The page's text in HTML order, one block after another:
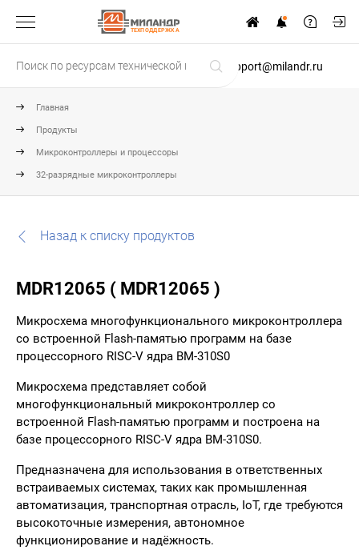
ТЕХПОДДЕРЖКА
support@milandr.ru
Главная
Продукты
Микроконтроллеры и процессоры
32-разрядные микроконтроллеры
Назад к списку продуктов
MDR12065 ( MDR12065 )
Микросхема многофункционального микроконтроллера
со встроенной Flash-памятью программ на базе
процессорного RISC-V ядра BM-310S0
Микросхема представляет собой
многофункциональный микроконтроллер со
встроенной Flash-памятью программ и построена на
базе процессорного RISC-V ядра BM-310S0.
Предназначена для использования в ответственных
встраиваемых системах, таких как промышленная
автоматизация, транспортная отрасль, IoT, где требуются
высокоточные измерения, автономное
функционирование и надёжность.